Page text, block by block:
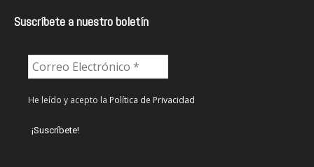
Suscríbete a nuestro boletín
He leído y acepto la Política de Privacidad